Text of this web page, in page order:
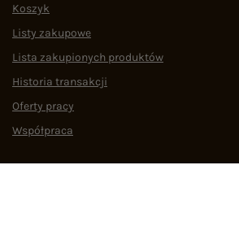
Koszyk
Listy zakupowe
Lista zakupionych produktów
Historia transakcji
Oferty pracy
Współpraca